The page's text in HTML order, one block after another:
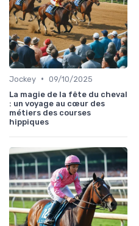
Jockey • 09/10/2025
La magie de la fête du cheval
: un voyage au cœur des
métiers des courses
hippiques